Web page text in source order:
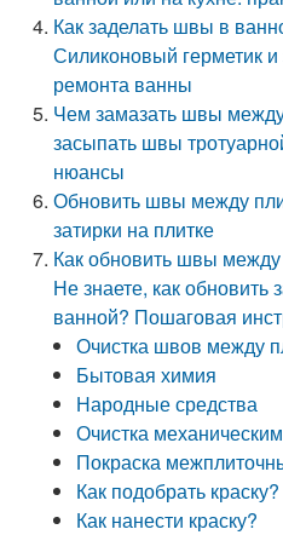
Как заделать швы в
Силиконовый герметик
ремонта ванны
Чем замазать швы
засыпать швы
нюансы
Обновить швы между
затирки на плитке
Как обновить швы
Не знаете, как обновить
ванной? Пошаговая
Очистка швов между
Бытовая химия
Народные средства
Очистка
Покраска
Как подобрать краску?
Как нанести краску?